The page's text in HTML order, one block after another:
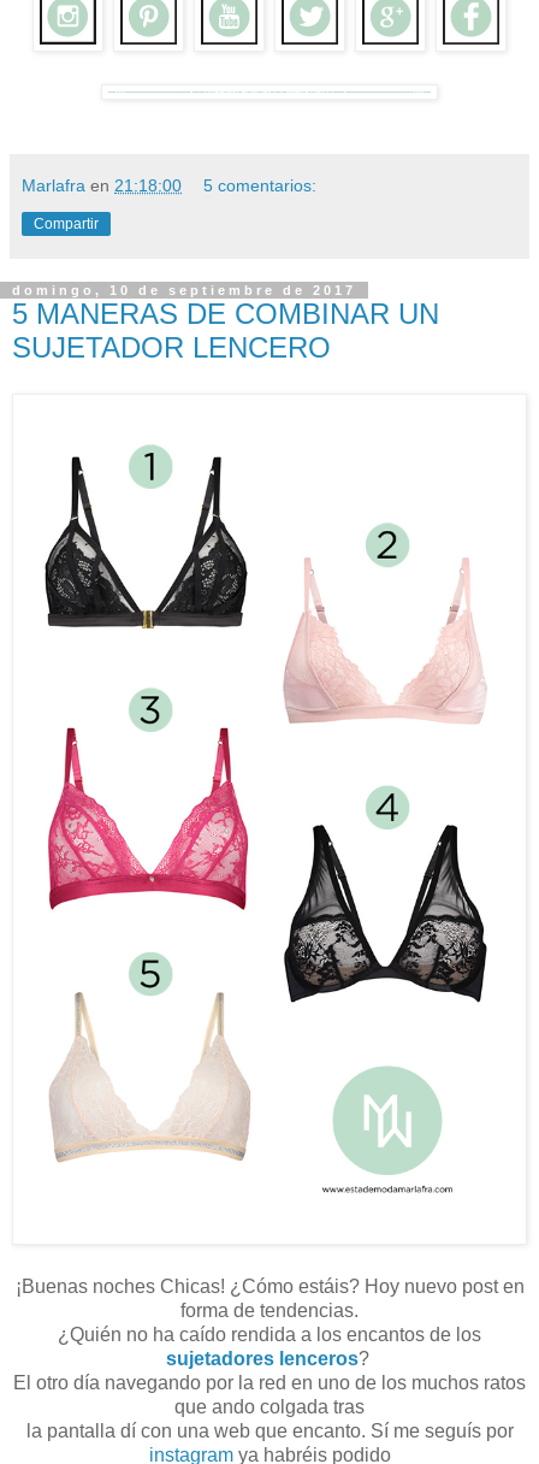
Marlafra en 21:18:00 5 comentarios:
Compartir
domingo, 10 de septiembre de 2017
5 MANERAS DE COMBINAR UN
SUJETADOR LENCERO
¡Buenas noches Chicas! ¿Cómo estáis? Hoy nuevo post en
forma de tendencias.
¿Quién no ha caído rendida a los encantos de los
sujetadores lenceros?
El otro día navegando por la red en uno de los muchos ratos
que ando colgada tras
la pantalla dí con una web que encanto. Sí me seguís por
instagramya habréis podido